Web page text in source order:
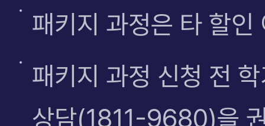
패키지 과정은 타 할
패키지 과정 신청 전
상담(1811-9680)을